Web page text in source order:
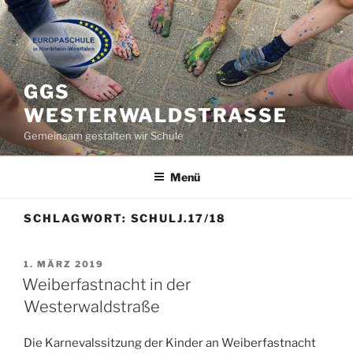
Zum
Inhalt
springen
GGS
WESTERWALDSTRASSE
Gemeinsam gestalten wir Schule
Menü
SCHLAGWORT: SCHULJ.17/18
VERÖFFENTLICHT
AM
1. MÄRZ 2019
Weiberfastnacht in der
Westerwaldstraße
Die Karnevalssitzung der Kinder an Weiberfastnacht